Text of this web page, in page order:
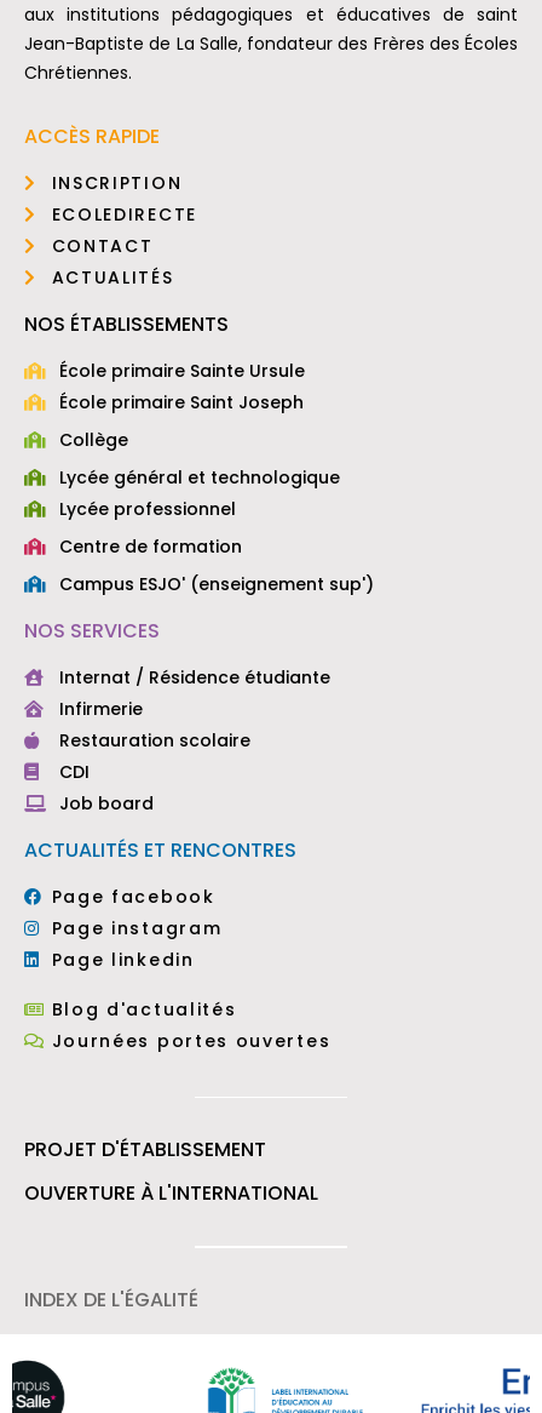
aux institutions pédagogiques et éducatives de saint
Jean-Baptiste de La Salle, fondateur des Frères des Écoles
Chrétiennes.
ACCÈS RAPIDE
INSCRIPTION
ECOLEDIRECTE
CONTACT
ACTUALITÉS
NOS ÉTABLISSEMENTS
École primaire Sainte Ursule
École primaire Saint Joseph
Collège
Lycée général et technologique
Lycée professionnel
Centre de formation
Campus ESJO' (enseignement sup')
NOS SERVICES
Internat / Résidence étudiante
Infirmerie
Restauration scolaire
CDI
Job board
ACTUALITÉS ET RENCONTRES
Page facebook
Page instagram
Page linkedin
Blog d'actualités
Journées portes ouvertes
PROJET D'ÉTABLISSEMENT
OUVERTURE À L'INTERNATIONAL
INDEX DE L'ÉGALITÉ